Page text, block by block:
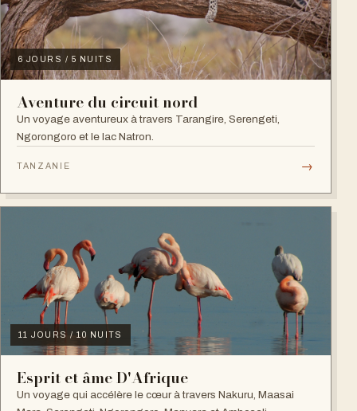
6 JOURS / 5 NUITS
Aventure du circuit nord
Un voyage aventureux à travers Tarangire, Serengeti,
Ngorongoro et le lac Natron.
TANZANIE →
11 JOURS / 10 NUITS
Esprit et âme D'Afrique
Un voyage qui accélère le cœur à travers Nakuru, Maasai